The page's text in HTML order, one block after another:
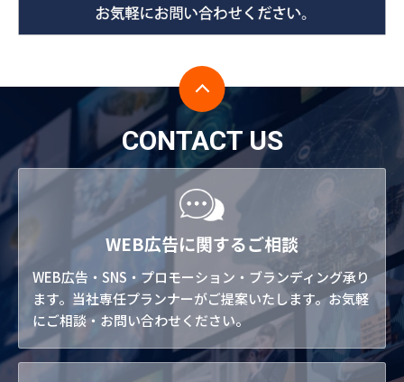
CONTACT US
WEB広告に関するご相談
WEB広告・SNS・プロモーション・ブランディング承り
ます。当社専任プランナーがご提案いたします。お気軽
にご相談・お問い合わせください。